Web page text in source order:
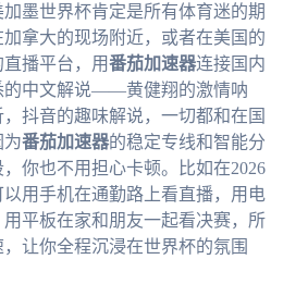
墨世界杯肯定是所有体育迷的期
拿大的现场附近，或者在美国的
播平台，用番茄加速器连接国内
的中文解说——黄健翔的激情呐
抖音的趣味解说，一切都和在国
为番茄加速器的稳定专线和智能分
你也不用担心卡顿。比如在2026
用手机在通勤路上看直播，用电
平板在家和朋友一起看决赛，所
让你全程沉浸在世界杯的氛围